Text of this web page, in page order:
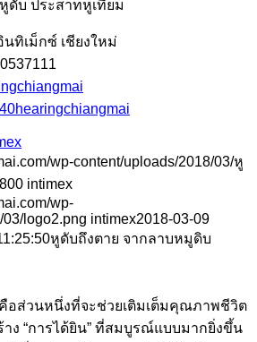
ดับ ประสาทหูเทียม
ทิเม็กซ์ เชียงใหม่
wp-content/uploads/2018/03/หู
800 intimex
wp-
logo2.png intimex2018-03-09
หูดับถึงตาย จากลาบหมูดิบ
คือส่วนหนึ่งที่จะช่วยเติมเต็มคุณภาพชีวิต
าง “การได้ยิน” ที่สมบูรณ์แบบมากยิ่งขึ้น